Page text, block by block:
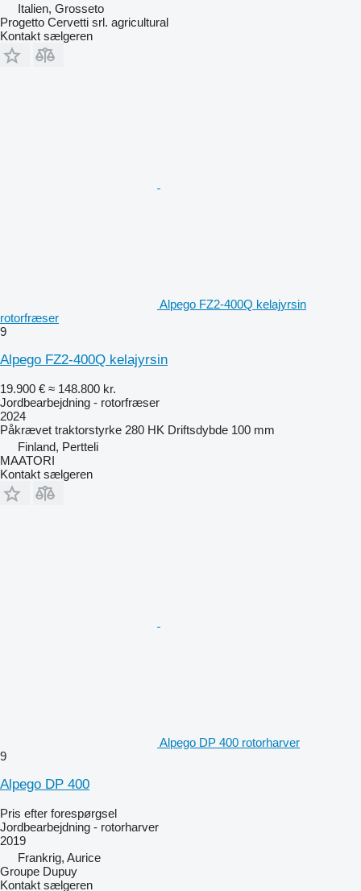
Italien, Grosseto
Progetto Cervetti srl. agricultural
Kontakt sælgeren
Alpego FZ2-400Q kelajyrsin
rotorfræser
9
Alpego FZ2-400Q kelajyrsin
19.900 € ≈ 148.800 kr.
Jordbearbejdning - rotorfræser
2024
Påkrævet traktorstyrke 280 HK Driftsdybde 100 mm
Finland, Pertteli
MAATORI
Kontakt sælgeren
Alpego DP 400 rotorharver
9
Alpego DP 400
Pris efter forespørgsel
Jordbearbejdning - rotorharver
2019
Frankrig, Aurice
Groupe Dupuy
Kontakt sælgeren